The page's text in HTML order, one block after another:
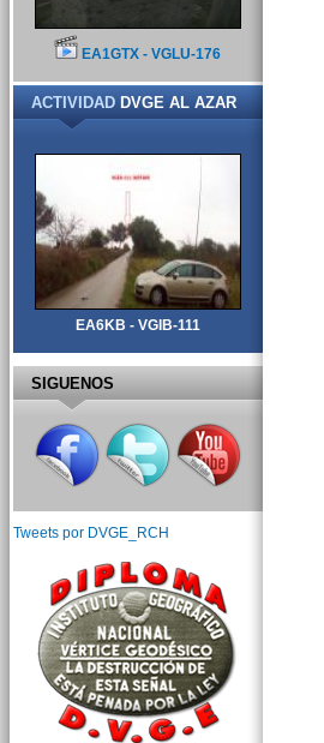
EA1GTX - VGLU-176
ACTIVIDADDVGE AL AZAR
EA6KB - VGIB-111
SIGUENOS
Tweets por DVGE_RCH